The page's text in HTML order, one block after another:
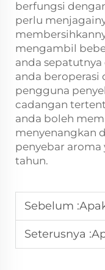
berfungsi
perlu
mengambil
anda
anda beroperasi
pengguna
cadangan
anda boleh
menyenangkan
penyebar aroma
tahun.
Sebelum :Apakah
Seterusnya :Apa